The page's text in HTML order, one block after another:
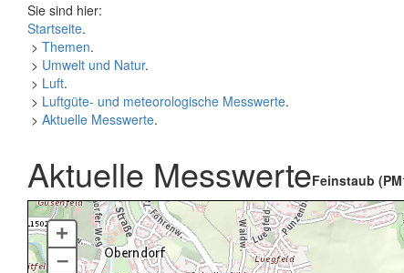
Sie sind hier:
Startseite.
> Themen.
> Umwelt und Natur.
> Luft.
> Luftgüte- und meteorologische Messwerte.
> Aktuelle Messwerte.
Aktuelle MesswerteFeinstaub
+
–